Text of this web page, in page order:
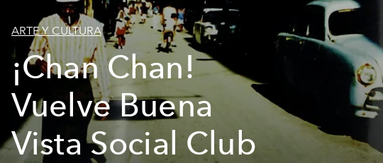
ARTE Y CULTURA
¡Chan Chan!
Vuelve Buena
Vista Social Club